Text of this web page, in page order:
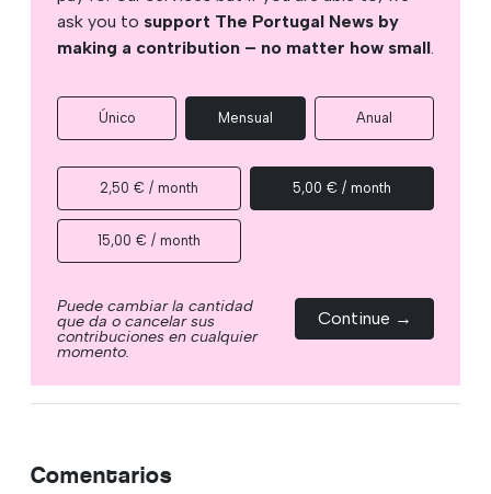
ask you to support The Portugal News by
making a contribution – no matter how small.
Único Mensual Anual
2,50 € / month 5,00 € / month
15,00 € / month
Puede cambiar la cantidad
que da o cancelar sus
contribuciones en cualquier
momento.
Continue →
Comentarios